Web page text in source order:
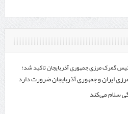
گمرک مرزی جمهوری آذربایجان تاکید شد؛
ایران و جمهوری آذربایجان ضرورت دارد
سلام می‌کند